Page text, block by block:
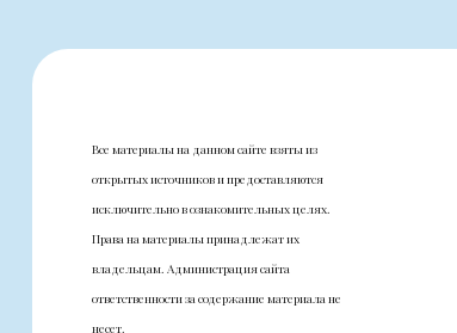
Все материалы на данном сайте взяты из
открытых источников и предоставляются
исключительно в ознакомительных целях.
Права на материалы принадлежат их
владельцам. Администрация сайта
ответственности за содержание материала не
несет.